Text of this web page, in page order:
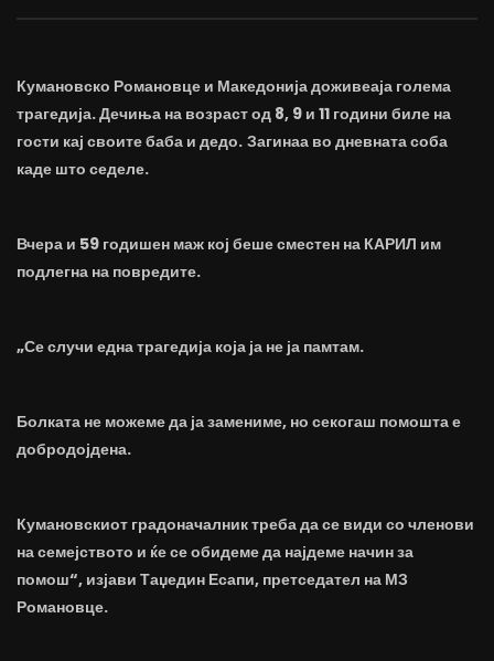
Кумановско Романовце и Македонија доживеаја голема
трагедија. Дечиња на возраст од 8, 9 и 11 години биле на
гости кај своите баба и дедо. Загинаа во дневната соба
каде што седеле.
Вчера и 59 годишен маж кој беше сместен на КАРИЛ им
подлегна на повредите.
„Се случи една трагедија која ја не ја памтам.
Болката не можеме да ја замениме, но секогаш помошта е
добродојдена.
Кумановскиот градоначалник треба да се види со членови
на семејството и ќе се обидеме да најдеме начин за
помош“, изјави Таџедин Есапи, претседател на МЗ
Романовце.